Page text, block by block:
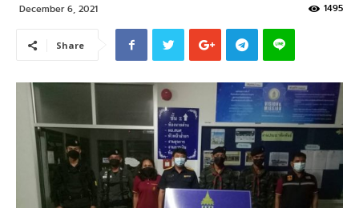
December 6, 2021 1495
Share